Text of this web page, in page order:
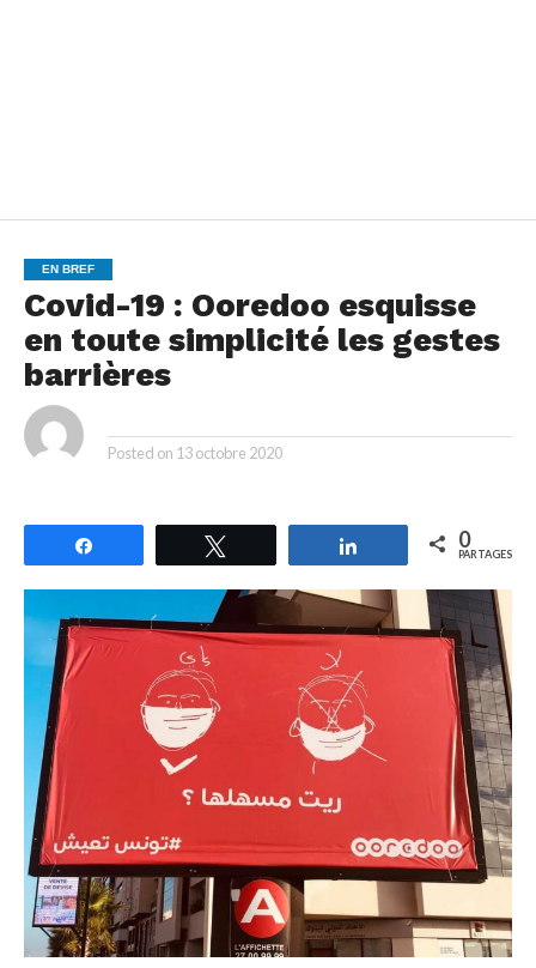
EN BREF
Covid-19 : Ooredoo esquisse
en toute simplicité les gestes
barrières
Posted on 13 octobre 2020
Partagez 0
PARTAGES